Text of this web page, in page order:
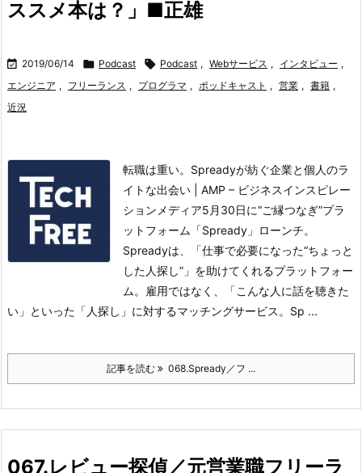
ススメ本は？」■正雄
 2019/06/14  Podcast  Podcast , Webサービス , インタビュー ,
エンジニア , フリーランス , プログラマ , ポッドキャスト , 営業 , 書籍 ,
近況
転職は重い。Spreadyが紡ぐ企業と個人のラ
イトな出会い | AMP – ビジネスインスピレー
ションメディア5月30日に“ご縁つなぎ”プラ
ットフォーム「Spready」ローンチ。
Spreadyは、「仕事で必要になった“ちょっと
した人探し”」を助けてくれるプラットフォー
ム。
雇用ではなく、「こんな人に話を聴きた
い」といった「人探し」に対するマッチングサービス。 Sp ...
記事を読む 068.Spready／フ ...
067.レビュー探偵／元営業職フリーラ